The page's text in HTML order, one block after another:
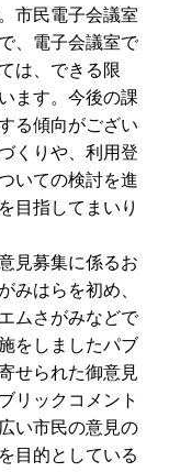
市民電子会議室
、電子会議室で
は、できる限
ます。今後の課
る傾向がござい
くりや、利用登
いての検討を進
目指してまいり
見募集に係るお
みはらを初め、
ムさがみなどで
をしましたパブ
せられた御意見
リックコメント
い市民の意見の
目的としている